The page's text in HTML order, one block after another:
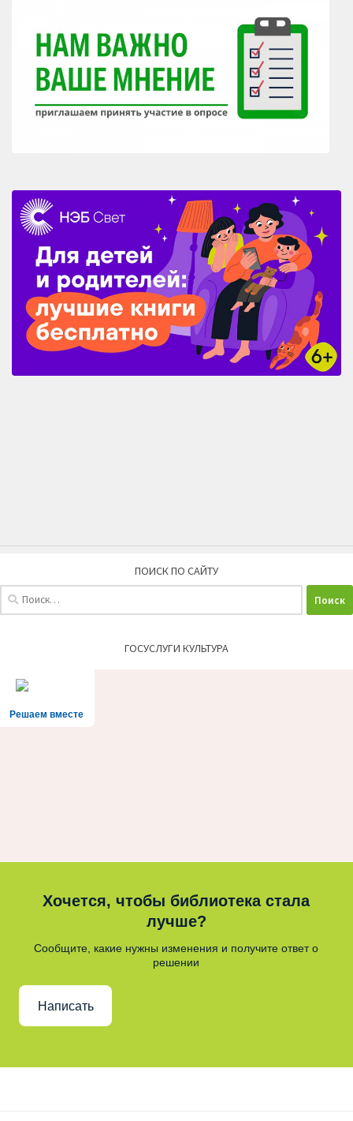
ПОИСК ПО САЙТУ
ГОСУСЛУГИ КУЛЬТУРА
Решаем вместе
Хочется, чтобы библиотека стала
лучше?
Сообщите, какие нужны изменения и получите ответ о
решении
Написать